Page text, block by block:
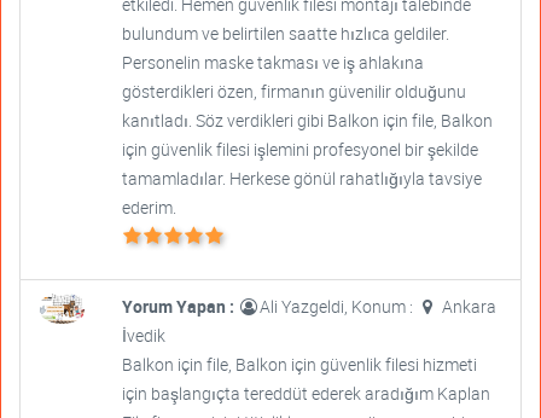
bulundum ve belirtilen saatte hızlıca geldiler.
Personelin maske takması ve iş ahlakına
gösterdikleri özen, firmanın güvenilir olduğunu
kanıtladı. Söz verdikleri gibi Balkon için file, Balkon
için güvenlik filesi işlemini profesyonel bir şekilde
tamamladılar. Herkese gönül rahatlığıyla tavsiye
ederim.
Yorum Yapan : Ali Yazgeldi, Konum :
Ankara
İvedik
Balkon için file, Balkon için güvenlik filesi hizmeti
için başlangıçta tereddüt ederek aradığım Kaplan